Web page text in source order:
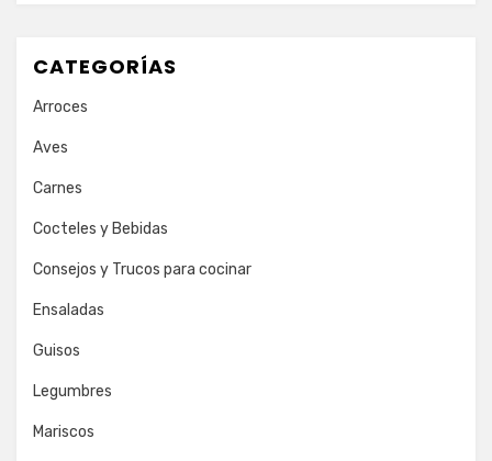
CATEGORÍAS
Arroces
Aves
Carnes
Cocteles y Bebidas
Consejos y Trucos para cocinar
Ensaladas
Guisos
Legumbres
Mariscos